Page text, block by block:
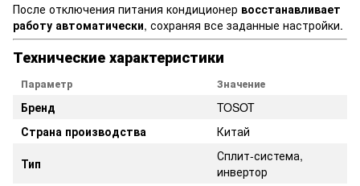
После отключения питания кондиционер восстанавливает
работу автоматически, сохраняя все заданные настройки.
Технические характеристики
Параметр Значение
Бренд
TOSOT
Страна производства
Китай
Тип
Сплит-система,
инвертор